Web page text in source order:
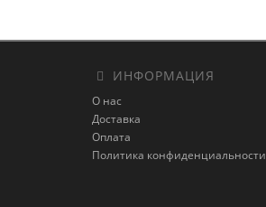
ИНФОРМАЦИЯ
О нас
Доставка
Оплата
Политика конфиденциальности